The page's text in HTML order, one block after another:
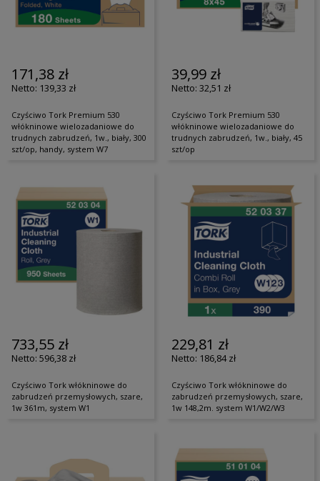
171,38 zł
139,33 zł
Czyściwo Tork Premium 530
włókninowe wielozadaniowe do
trudnych zabrudzeń, 1w., biały, 300
szt/op, handy, system W7
39,99 zł
32,51 zł
Czyściwo Tork Premium 530
włókninowe wielozadaniowe do
trudnych zabrudzeń, 1w., biały, 45
szt/op
733,55 zł
596,38 zł
Czyściwo Tork włókninowe do
zabrudzeń przemysłowych, szare,
1w 361m, system W1
229,81 zł
186,84 zł
Czyściwo Tork włókninowe do
zabrudzeń przemysłowych, szare,
1w 148,2m. system W1/W2/W3